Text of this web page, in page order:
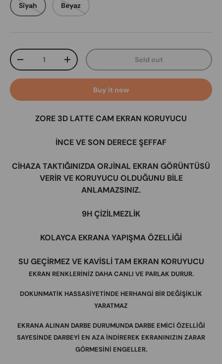
Siyah Beyaz
Qty
Decrease quantityIncrease quantity Sold out
Buy it now
ZORE 3D LATTE CAM EKRAN KORUYUCU
İNCE VE SON DERECE ŞEFFAF
CİHAZA TAKTIĞINIZDA ORJİNAL EKRAN GÖRÜNTÜSÜ
VERİR VE KORUYUCU OLDUĞUNU BİLE
ANLAMAZSINIZ.
9H ÇİZİLMEZLİK
KOLAYCA EKRANA YAPIŞMA ÖZELLİĞİ
SU GEÇİRMEZ VE KAVİSLİ TAM EKRAN KORUYUCU
EKRAN RENKLERİNİZ DAHA CANLI VE PARLAK DURUR.
DOKUNMATİK HASSASİYETİNDE HERHANGİ BİR DEĞİŞİKLİK
YARATMAZ
EKRANA ALINAN DARBE DURUMUNDA DARBE EMİCİ ÖZELLİĞİ
SAYESİNDE DARBEYİ EN AZA İNDİREREK EKRANINIZIN ZARAR
GÖRMESİNİ ENGELLER.